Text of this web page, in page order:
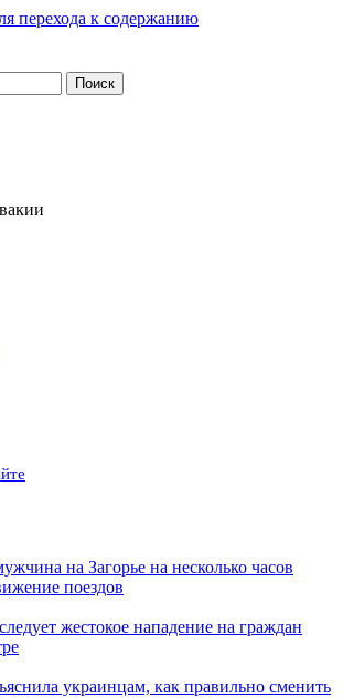
перехода к содержанию
на Загорье на несколько часов
поездов
жестокое нападение на граждан
украинцам, как правильно сменить